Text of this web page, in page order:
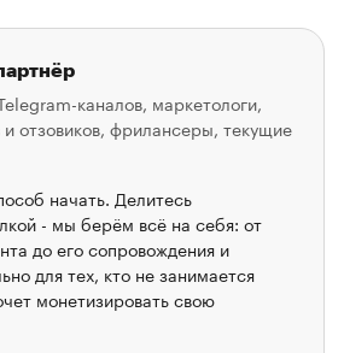
каналов, маркетологи,
и отзовиков, фрилансеры, текущие
начать. Делитесь
- мы берём всё на себя: от
до его сопровождения и
для тех, кто не занимается
монетизировать свою